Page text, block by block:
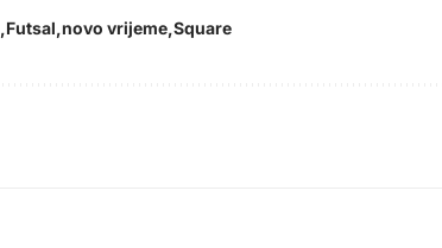
Futsal novo vrijeme Square